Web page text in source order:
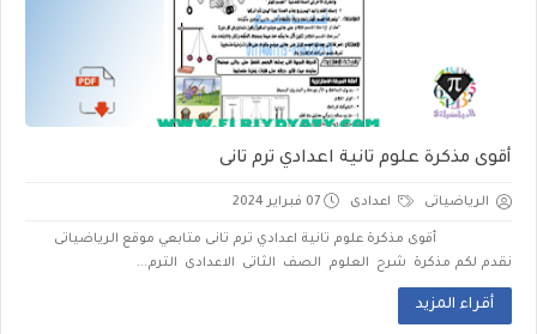
أقوى مذكرة علوم تانية اعدادي ترم تانى
الرياضياتى اعدادى 07 فبراير 2024
أقوى مذكرة علوم تانية اعدادي ترم تانى متابعي موقع الرياضياتى
نقدم لكم مذكرة شرح العلوم الصف الثاتى الاعدادى الترم...
أقراء المزيد